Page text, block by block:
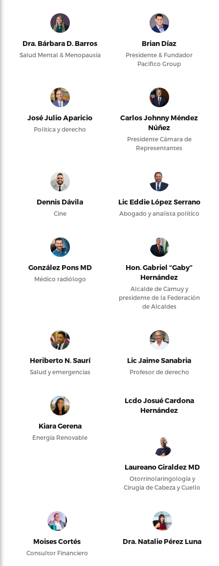
Dra. Bárbara D. Barros
Salud Mental & Menopausia
Brian Díaz
Presidente & Fundador
Pacifico Group
José Julio Aparicio
Política y derecho
Carlos Johnny Méndez
Núñez
Presidente Cámara de
Representantes
Dennis Dávila
Cine
Lic Eddie López Serrano
Abogado y analista político
González Pons MD
Médico radiólogo
Hon. Gabriel “Gaby”
Hernández
Alcalde de Camuy y
presidente de la Federación
de Alcaldes
Heriberto N. Saurí
Salud y emergencias
Lic Jaime Sanabria
Profesor de derecho
Kiara Gerena
Energía Renovable
Lcdo Josué Cardona
Hernández
Laureano Giraldez MD
Otorrinolaringología y
Cirugía de Cabeza y Cuello
Moises Cortés
Consultor Financiero
Dra. Natalie Pérez Luna